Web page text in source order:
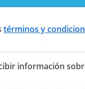
términos y
información